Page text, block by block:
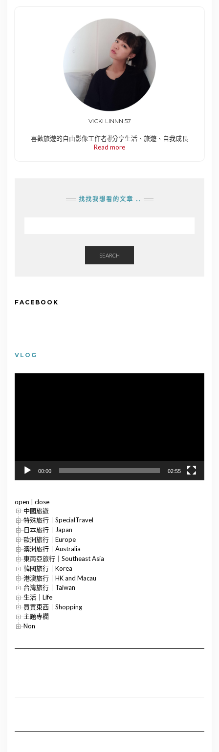
VICKI LINNN 57
喜歡旅遊的自由影像工作者✌️分享生活、旅遊、自我成長
Read more
找找我想看的文章 ..
SEARCH
FACEBOOK
VLOG
00:00 02:55
open
close
中國旅遊
特殊旅行｜SpecialTravel
日本旅行｜Japan
歐洲旅行｜Europe
澳洲旅行｜Australia
東南亞旅行｜Southeast Asia
韓國旅行｜Korea
港澳旅行｜HK and Macau
台灣旅行｜Taiwan
生活｜Life
買買東西｜Shopping
主題專欄
Non